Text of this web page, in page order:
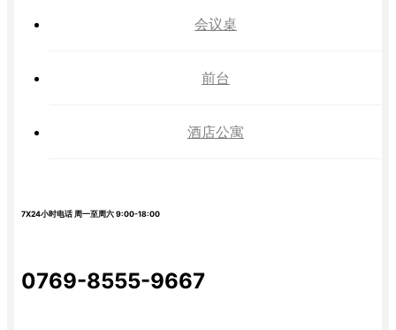
会议桌
前台
酒店公寓
7X24小时电话 周一至周六 9:00-18:00
0769-8555-9667